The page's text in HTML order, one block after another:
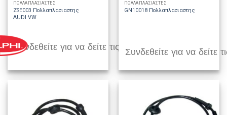
ΠΟΛΛΑΠΛΑΣΙΑΣΤΕΣ
ZSE003 Πολλαπλασιαστης
AUDI VW
Συνδεθείτε για να δείτε τις τιμές
ΠΟΛΛΑΠΛΑΣΙΑΣΤΕΣ
GN10018 Πολλαπλασιαστης
Συνδεθείτε για να δείτε